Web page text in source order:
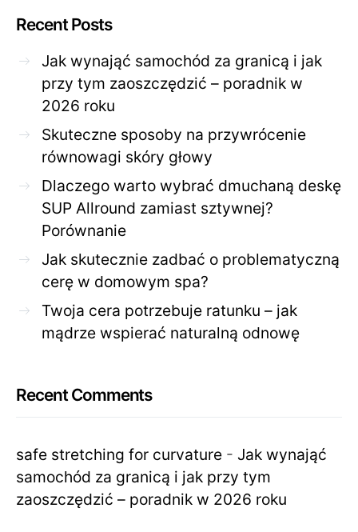
Recent Posts
Jak wynająć samochód za granicą i jak
przy tym zaoszczędzić – poradnik w
2026 roku
Skuteczne sposoby na przywrócenie
równowagi skóry głowy
Dlaczego warto wybrać dmuchaną deskę
SUP Allround zamiast sztywnej?
Porównanie
Jak skutecznie zadbać o problematyczną
cerę w domowym spa?
Twoja cera potrzebuje ratunku – jak
mądrze wspierać naturalną odnowę
Recent Comments
safe stretching for curvature - Jak wynająć
samochód za granicą i jak przy tym
zaoszczędzić – poradnik w 2026 roku